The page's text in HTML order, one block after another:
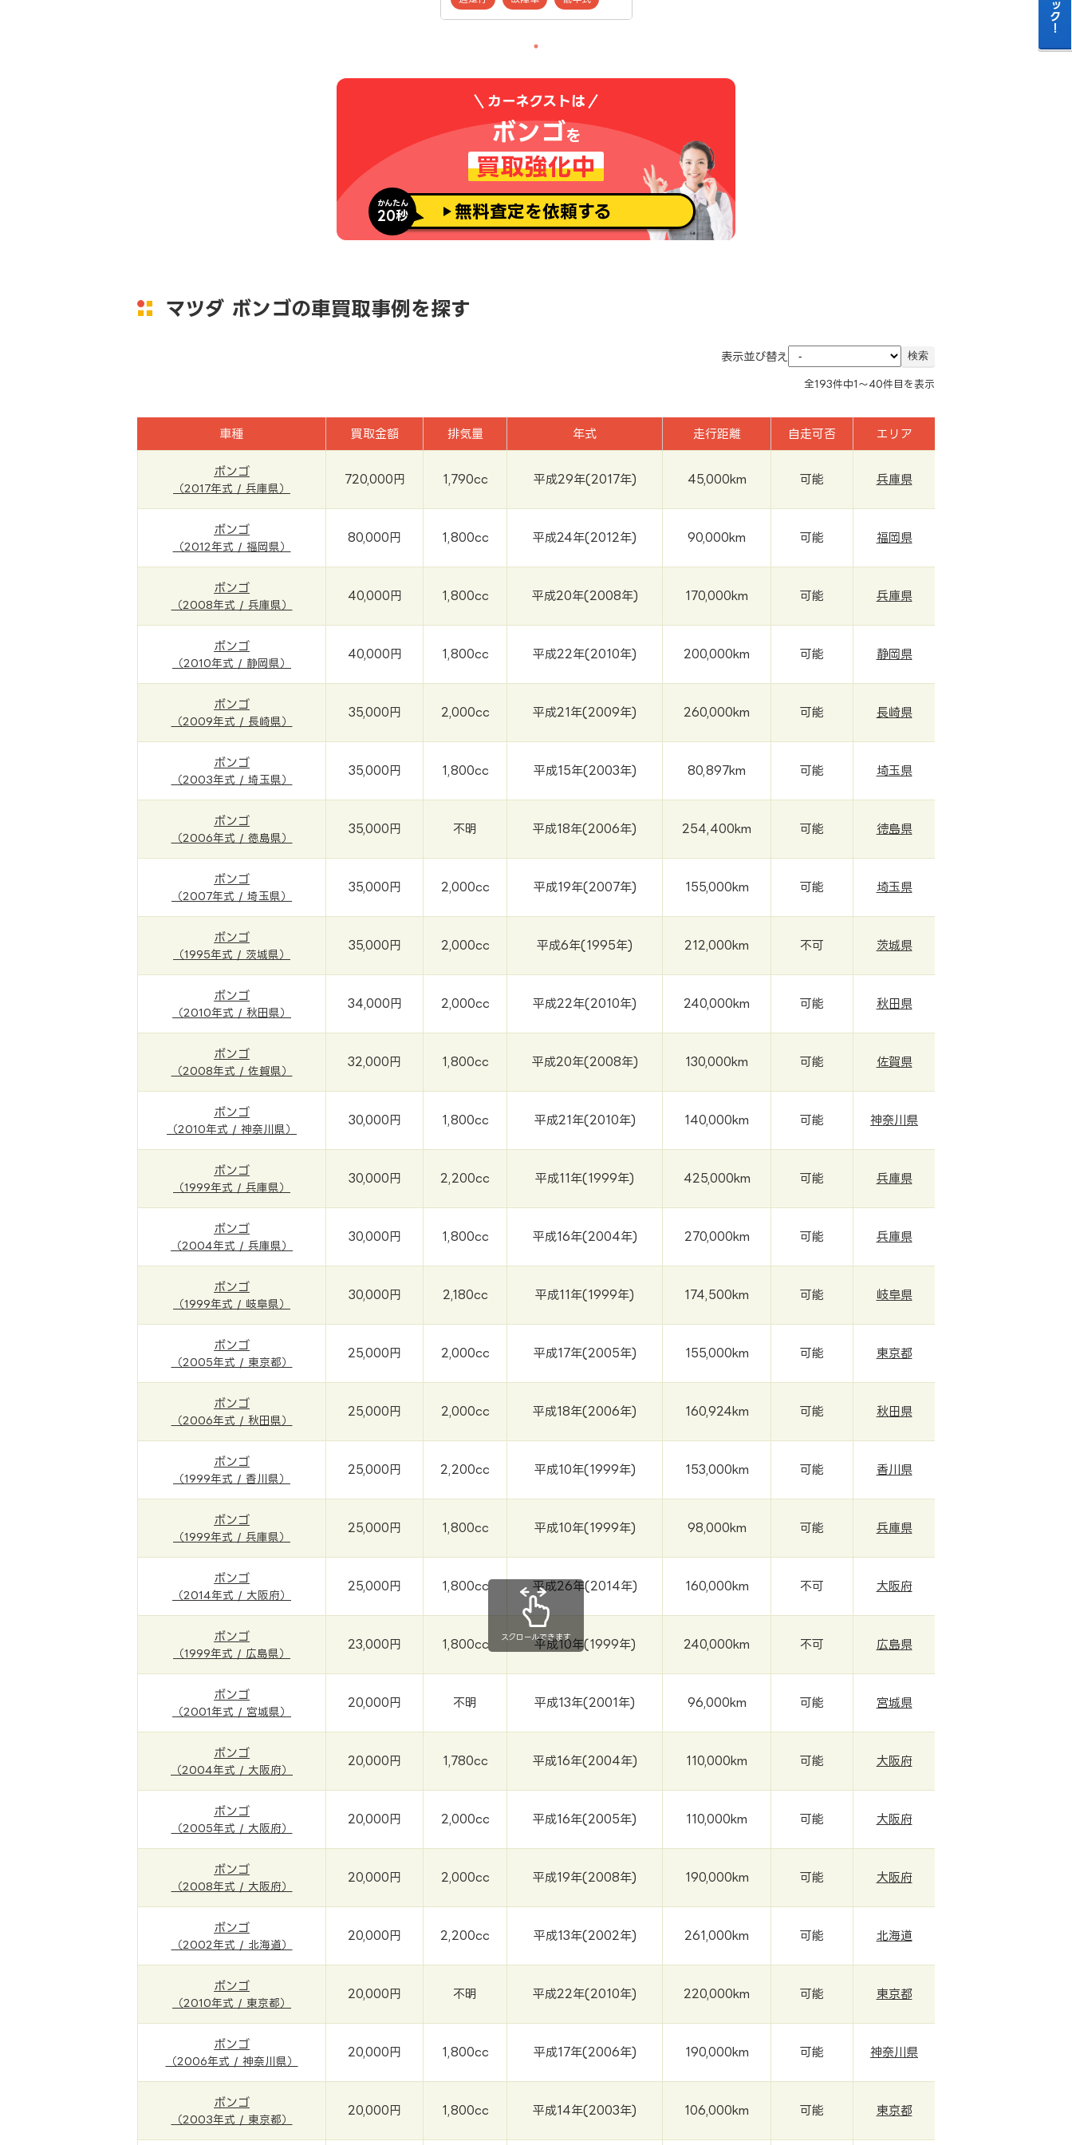
カーネクストは
ボンゴを
買取強化中
かんたん
20秒 無料査定を依頼する
マツダ ボンゴの車買取事例を探す
表示並び替え
全193件中1～40件目を表示
車種 買取金額 排気量 年式 走行距離 自走可否 エリア
ボンゴ
（2017年式 / 兵庫県）
720,000円 1,790cc 平成29年(2017年) 45,000km 可能 兵庫県
ボンゴ
（2012年式 / 福岡県）
80,000円 1,800cc 平成24年(2012年) 90,000km 可能 福岡県
ボンゴ
（2008年式 / 兵庫県）
40,000円 1,800cc 平成20年(2008年) 170,000km 可能 兵庫県
ボンゴ
（2010年式 / 静岡県）
40,000円 1,800cc 平成22年(2010年) 200,000km 可能 静岡県
ボンゴ
（2009年式 / 長崎県）
35,000円 2,000cc 平成21年(2009年) 260,000km 可能 長崎県
ボンゴ
（2003年式 / 埼玉県）
35,000円 1,800cc 平成15年(2003年) 80,897km 可能 埼玉県
ボンゴ
（2006年式 / 徳島県）
35,000円 不明 平成18年(2006年) 254,400km 可能 徳島県
ボンゴ
（2007年式 / 埼玉県）
35,000円 2,000cc 平成19年(2007年) 155,000km 可能 埼玉県
ボンゴ
（1995年式 / 茨城県）
35,000円 2,000cc 平成6年(1995年) 212,000km 不可 茨城県
ボンゴ
（2010年式 / 秋田県）
34,000円 2,000cc 平成22年(2010年) 240,000km 可能 秋田県
ボンゴ
（2008年式 / 佐賀県）
32,000円 1,800cc 平成20年(2008年) 130,000km 可能 佐賀県
ボンゴ
（2010年式 / 神奈川県）
30,000円 1,800cc 平成21年(2010年) 140,000km 可能 神奈川県
ボンゴ
（1999年式 / 兵庫県）
30,000円 2,200cc 平成11年(1999年) 425,000km 可能 兵庫県
ボンゴ
（2004年式 / 兵庫県）
30,000円 1,800cc 平成16年(2004年) 270,000km 可能 兵庫県
ボンゴ
（1999年式 / 岐阜県）
30,000円 2,180cc 平成11年(1999年) 174,500km 可能 岐阜県
ボンゴ
（2005年式 / 東京都）
25,000円 2,000cc 平成17年(2005年) 155,000km 可能 東京都
ボンゴ
（2006年式 / 秋田県）
25,000円 2,000cc 平成18年(2006年) 160,924km 可能 秋田県
ボンゴ
（1999年式 / 香川県）
25,000円 2,200cc 平成10年(1999年) 153,000km 可能 香川県
ボンゴ
（1999年式 / 兵庫県）
25,000円 1,800cc 平成10年(1999年) 98,000km 可能 兵庫県
ボンゴ
（2014年式 / 大阪府）
25,000円 1,800cc 平成26年(2014年) 160,000km 不可 大阪府
ボンゴ
（1999年式 / 広島県）
23,000円 1,800cc 平成10年(1999年) 240,000km 不可 広島県
ボンゴ
（2001年式 / 宮城県）
20,000円 不明 平成13年(2001年) 96,000km 可能 宮城県
ボンゴ
（2004年式 / 大阪府）
20,000円 1,780cc 平成16年(2004年) 110,000km 可能 大阪府
ボンゴ
（2005年式 / 大阪府）
20,000円 2,000cc 平成16年(2005年) 110,000km 可能 大阪府
ボンゴ
（2008年式 / 大阪府）
20,000円 2,000cc 平成19年(2008年) 190,000km 可能 大阪府
ボンゴ
（2002年式 / 北海道）
20,000円 2,200cc 平成13年(2002年) 261,000km 可能 北海道
ボンゴ
（2010年式 / 東京都）
20,000円 不明 平成22年(2010年) 220,000km 可能 東京都
ボンゴ
（2006年式 / 神奈川県）
20,000円 1,800cc 平成17年(2006年) 190,000km 可能 神奈川県
ボンゴ
（2003年式 / 東京都）
20,000円 1,800cc 平成14年(2003年) 106,000km 可能 東京都
スクロールできます